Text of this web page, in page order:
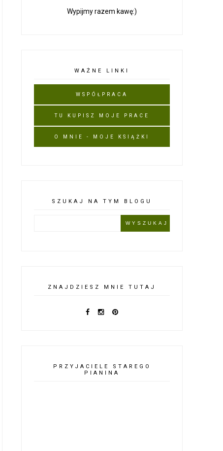
Wypijmy razem kawę:)
WAŻNE LINKI
WSPÓŁPRACA
TU KUPISZ MOJE PRACE
O MNIE - MOJE KSIĄŻKI
SZUKAJ NA TYM BLOGU
ZNAJDZIESZ MNIE TUTAJ
PRZYJACIELE STAREGO
PIANINA